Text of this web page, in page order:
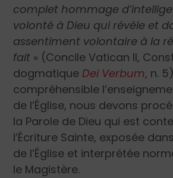
complet hommage
volonté à Dieu qui révèle et
assentiment volontaire à la
fait » (Concile Vatican II,
dogmatiqueDei Verbum, n.
compréhensible
de l’Église, nous devons
la Parole de Dieu qui est
l’Écriture Sainte, exposée
de l’Église et interprétée
le Magistère.